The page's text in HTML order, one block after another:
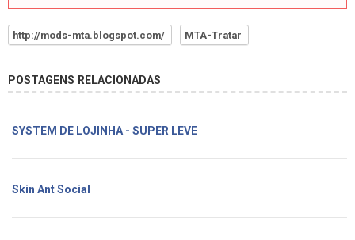
http://mods-mta.blogspot.com/ MTA-Tratar
POSTAGENS RELACIONADAS
SYSTEM DE LOJINHA - SUPER LEVE
Skin Ant Social